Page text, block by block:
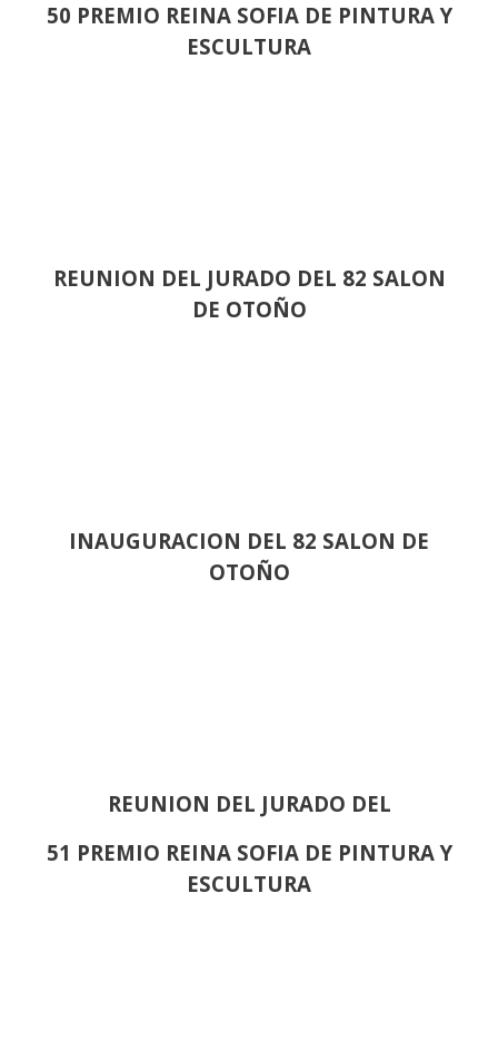
50 PREMIO REINA SOFIA DE PINTURA Y
ESCULTURA
REUNION DEL JURADO DEL 82 SALON
DE OTOÑO
INAUGURACION DEL 82 SALON DE
OTOÑO
REUNION DEL JURADO DEL
51 PREMIO REINA SOFIA DE PINTURA Y
ESCULTURA